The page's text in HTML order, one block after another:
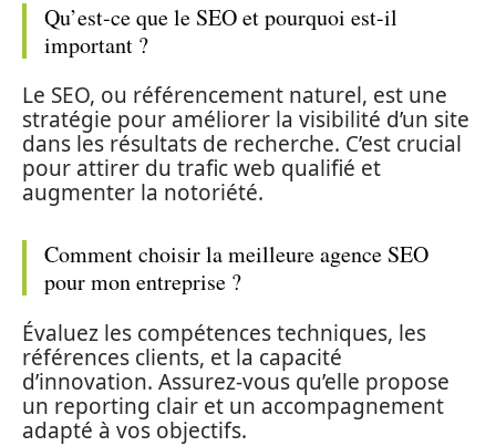
Qu’est-ce que le SEO et pourquoi est-il
important ?
Le SEO, ou référencement naturel, est une
stratégie pour améliorer la visibilité d’un site
dans les résultats de recherche. C’est crucial
pour attirer du trafic web qualifié et
augmenter la notoriété.
Comment choisir la meilleure agence SEO
pour mon entreprise ?
Évaluez les compétences techniques, les
références clients, et la capacité
d’innovation. Assurez-vous qu’elle propose
un reporting clair et un accompagnement
adapté à vos objectifs.